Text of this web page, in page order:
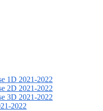
1D 2021-2022
2D 2021-2022
3D 2021-2022
2022